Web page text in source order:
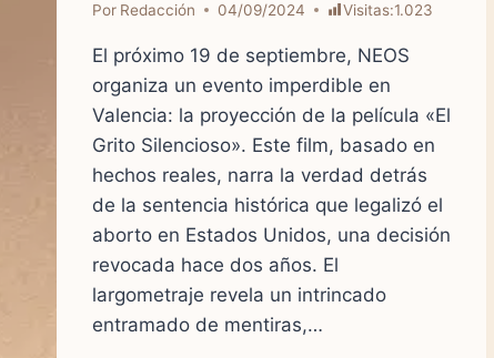
Por Redacción 04/09/2024 Visitas:1.023
El próximo 19 de septiembre, NEOS
organiza un evento imperdible en
Valencia: la proyección de la película «El
Grito Silencioso». Este film, basado en
hechos reales, narra la verdad detrás
de la sentencia histórica que legalizó el
aborto en Estados Unidos, una decisión
revocada hace dos años. El
largometraje revela un intrincado
entramado de mentiras,…